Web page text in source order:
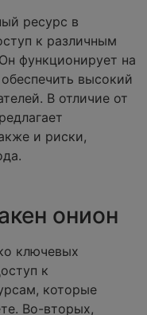
ресурс в
к различным
функционирует на
высокий
В отличие от
и риски,
онион
ключевых
к
которые
Во-вторых,